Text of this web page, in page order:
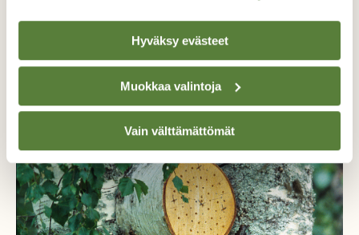
Hyväksy evästeet
Muokkaa valintoja
Vain välttämättömät
Lisää aiheesta